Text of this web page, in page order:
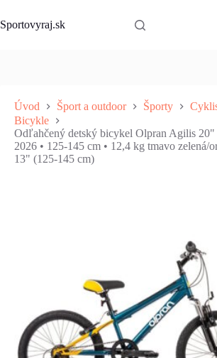
to
content
Sportovyraj.sk
Úvod Šport a outdoor Športy
Bicykle
Odľahčený detský bicykel Olpran Agilis 20"
2026 • 125-145 cm • 12,4 kg tmavo zelená/
13" (125-145 cm)